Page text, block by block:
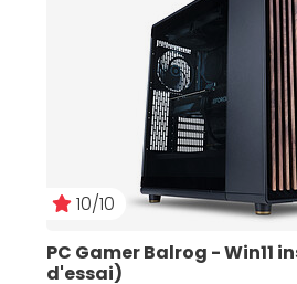
10/10
PC Gamer Balrog - Win11
d'essai)